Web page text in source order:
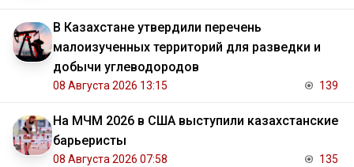
В Казахстане утвердили перечень
малоизученных территорий для разведки и
добычи углеводородов
08 Августа 2026 13:15 139
На МЧМ 2026 в США выступили казахстанские
барьеристы
08 Августа 2026 07:58 135